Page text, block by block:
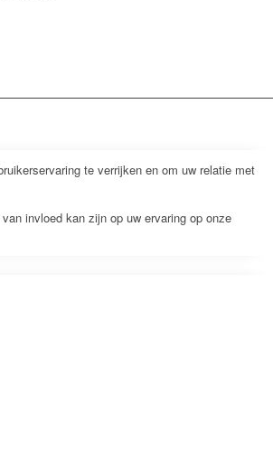
te verrijken en om uw relatie met
invloed kan zijn op uw ervaring op onze